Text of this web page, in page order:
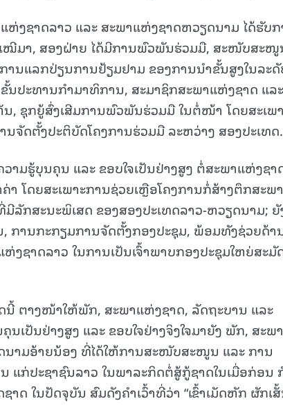
ງຊາດລາວ ແລະ ສະພາແຫ່ງຊາດຫວຽດນາມ ໄດ້ຮັບ
ເໝີມາ, ສອງຝ່າຍ ໄດ້ມີການພົວພັນຮ່ວມມື, ສະໜັບສະໜູ
ານແລກປ່ຽນການຢ້ຽມຢາມ ຂອງການນໍາຂັ້ນສູງໃນລະ
ປະທານກໍາມາທິການ, ສະມາຊິກສະພາແຫ່ງຊາດ ແລ
, ຊຸກຍູ້ສົ່ງເສີມການພົວພັນຮ່ວມມື ໃນຕໍ່ໜ້າ ໂດຍສະເພ
ດຕັ້ງປະຕິບັດໂຄງການຮ່ວມມື ລະຫວ່າງ ສອງປະເທດ.
ມຮູ້ບຸນຄຸນ ແລະ ຂອບໃຈເປັນຢ່າງສູງ ຕໍ່ສະພາແຫ່ງຊາ
ໂດຍສະເພາະການຊ່ວຍເຫຼືອໂຄງການກໍ່ສ້າງຕຶກສະພາ
ກສະນະພິເສດ ຂອງສອງປະເທດລາວ-ຫວຽດນາມ; ຍັ
ການກະກຽມການຈັດຕັ້ງກອງປະຊຸມ, ພ້ອມທັງຊ່ວຍດ້າ
ງຊາດລາວ ໃນການເປັນເຈົ້າພາບກອງປະຊຸມໃຫຍ່ສະມັ
ຕາງໜ້າໃຫ້ພັກ, ສະພາແຫ່ງຊາດ, ລັດຖະບານ ແລະ
ເປັນຢ່າງສູງ ແລະ ຂອບໃຈຢ່າງຈິງໃຈມາຍັງ ພັກ, ສະພາ
ນາມອ້າຍນ້ອງ ທີ່ໄດ້ໃຫ້ການສະໜັບສະໜູນ ແລະ ການ
ແກ່ປະຊາຊົນລາວ ໃນພາລະກິດຕໍ່ສູ້ກູ້ຊາດໃນເມື່ອກ່ອນ
ດ ໃນປັດຈຸບັນ ສົມດັງຄໍາເວົ້າທີ່ວ່າ “ເຂົ້າເມັດຫັກ ຜັກເ